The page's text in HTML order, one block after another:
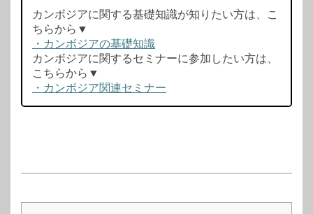
カンボジアに関する基礎知識が知りたい方は、こ
ちらから▼
・カンボジアの基礎知識
カンボジアに関するセミナーに参加したい方は、
こちらから▼
・カンボジア関連セミナー